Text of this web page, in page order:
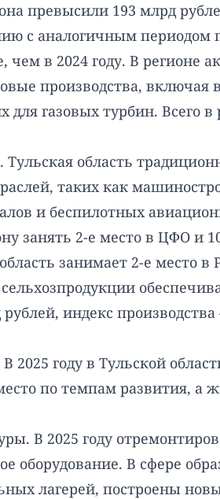
превысили 193 млрд
с аналогичным периодом
в 2024 году. В регионе
производства, включая
газовых турбин. Всего в
область
таких как
и беспилотных
занять 2-е место в ЦФО и
занимает 2-е место
индекс
году в Тульской
по темпам развития, а
В 2025 году
оборудование. В сфере
лагерей, построены